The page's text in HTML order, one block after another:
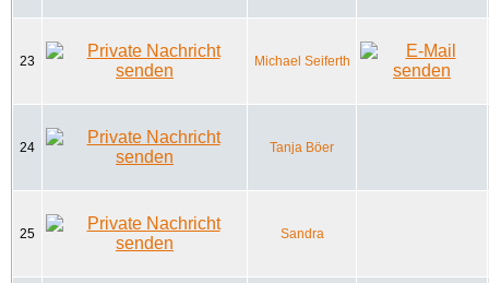
23 Michael Seiferth
24 Tanja Böer
25 Sandra